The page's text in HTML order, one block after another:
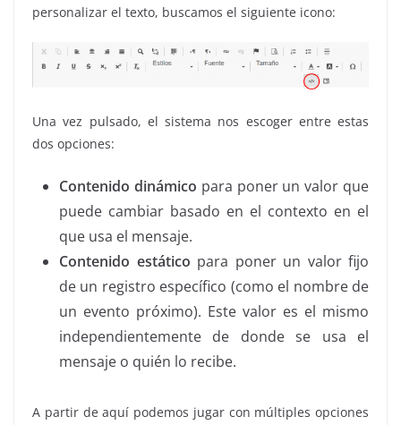
personalizar el texto, buscamos el siguiente icono:
Una vez pulsado, el sistema nos escoger entre estas
dos opciones:
Contenido dinámico para poner un valor que
puede cambiar basado en el contexto en el
que usa el mensaje.
Contenido estático para poner un valor fijo
de un registro específico (como el nombre de
un evento próximo). Este valor es el mismo
independientemente de donde se usa el
mensaje o quién lo recibe.
A partir de aquí podemos jugar con múltiples opciones